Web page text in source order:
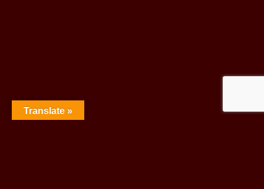
Translate »